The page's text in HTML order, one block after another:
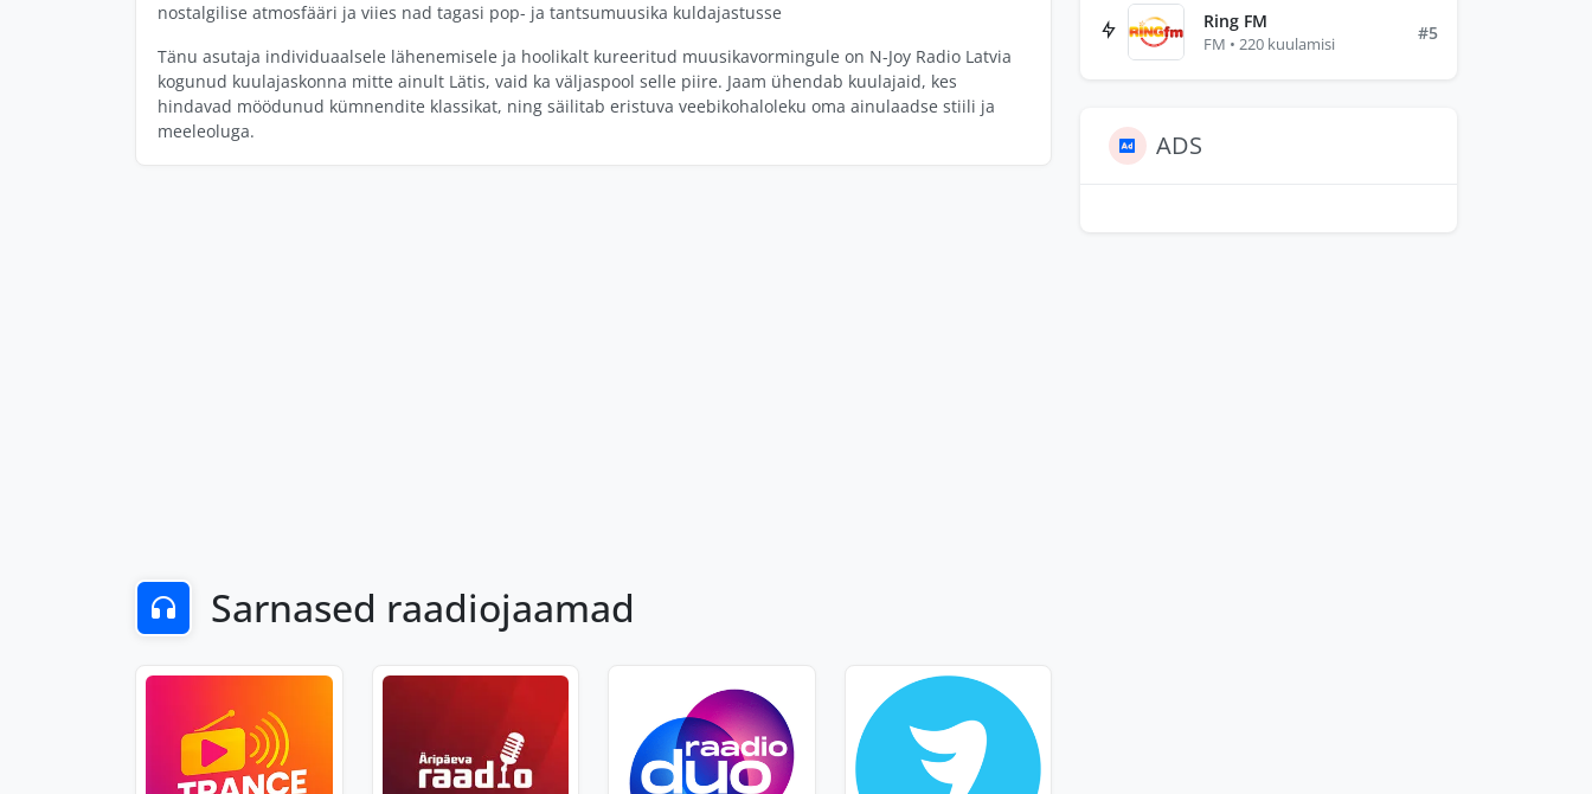
nostalgilise atmosfääri ja viies nad tagasi pop- ja tantsumuusika kuldajastusse
Tänu asutaja individuaalsele lähenemisele ja hoolikalt kureeritud muusikavormingule on N-Joy Radio Latvia
kogunud kuulajaskonna mitte ainult Lätis, vaid ka väljaspool selle piire. Jaam ühendab kuulajaid, kes
hindavad möödunud kümnendite klassikat, ning säilitab eristuva veebikohaloleku oma ainulaadse stiili ja
meeleoluga.
Sarnased raadiojaamad
Ring FM
FM • 220 kuulamisi
#5
ADS